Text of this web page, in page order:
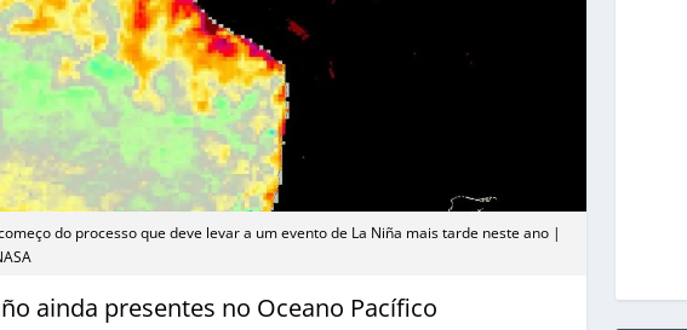
do processo que deve levar a um evento de La Niña mais tarde neste ano |
ainda presentes no Oceano Pacífico